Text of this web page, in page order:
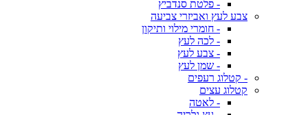
- פלטת סנדביץ
צבע לעץ ואביזרי צביעה
- חומרי מילוי ותיקון
- לכה לעץ
- צבע לעץ
- שמן לעץ
- קטלוג רעפים
קטלוג עצים
- לאטה